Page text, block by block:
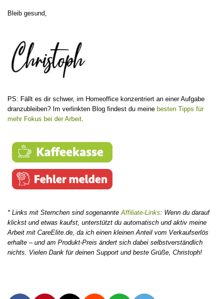
Bleib gesund,
PS: Fällt es dir schwer, im Homeoffice konzentriert an einer Aufgabe
dranzubleiben? Im verlinkten Blog findest du meine besten Tipps für
mehr Fokus bei der Arbeit
* Links mit Sternchen sind sogenannte Affiliate-Links: Wenn du darauf
klickst und etwas kaufst, unterstützt du automatisch und aktiv meine
Arbeit mit CareElite.de, da ich einen kleinen Anteil vom Verkaufserlös
erhalte – und am Produkt-Preis ändert sich dabei selbstverständlich
nichts. Vielen Dank für deinen Support und beste Grüße, Christoph!